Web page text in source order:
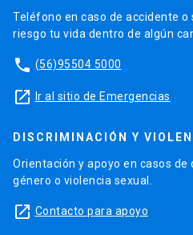
Teléfono en caso de accidente o
riesgo tu vida dentro de algún
phone (56)95504 5000
launch Ir al sitio de Emergencias
DISCRIMINACIÓN Y
Orientación y apoyo en casos
género o violencia sexual.
launch Contacto para apoyo